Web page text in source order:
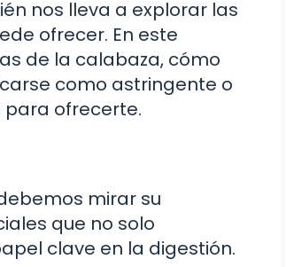
nos lleva a explorar las
ofrecer. En este
de la calabaza, cómo
como astringente o
ofrecerte.
mirar su
que no solo
clave en la digestión.